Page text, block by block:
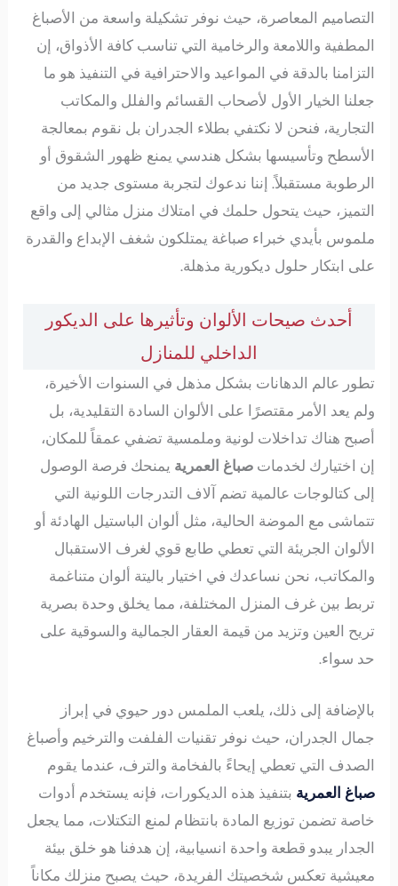
التصاميم المعاصرة، حيث نوفر تشكيلة واسعة من الأصباغ
المطفية واللامعة والرخامية التي تناسب كافة الأذواق، إن
التزامنا بالدقة في المواعيد والاحترافية في التنفيذ هو ما
جعلنا الخيار الأول لأصحاب القسائم والفلل والمكاتب
التجارية، فنحن لا نكتفي بطلاء الجدران بل نقوم بمعالجة
الأسطح وتأسيسها بشكل هندسي يمنع ظهور الشقوق أو
الرطوبة مستقبلاً. إننا ندعوك لتجربة مستوى جديد من
التميز، حيث يتحول حلمك في امتلاك منزل مثالي إلى واقع
ملموس بأيدي خبراء صباغة يمتلكون شغف الإبداع والقدرة
على ابتكار حلول ديكورية مذهلة.
أحدث صيحات الألوان وتأثيرها على الديكور
الداخلي للمنازل
تطور عالم الدهانات بشكل مذهل في السنوات الأخيرة،
ولم يعد الأمر مقتصرًا على الألوان السادة التقليدية، بل
أصبح هناك تداخلات لونية وملمسية تضفي عمقاً للمكان،
إن اختيارك لخدماتصباغ العمرية يمنحك فرصة الوصول
إلى كتالوجات عالمية تضم آلاف التدرجات اللونية التي
تتماشى مع الموضة الحالية، مثل ألوان الباستيل الهادئة أو
الألوان الجريئة التي تعطي طابع قوي لغرف الاستقبال
والمكاتب، نحن نساعدك في اختيار باليتة ألوان متناغمة
تربط بين غرف المنزل المختلفة، مما يخلق وحدة بصرية
تريح العين وتزيد من قيمة العقار الجمالية والسوقية على
حد سواء.
بالإضافة إلى ذلك، يلعب الملمس دور حيوي في إبراز
جمال الجدران، حيث نوفر تقنيات الفلفت والترخيم وأصباغ
الصدف التي تعطي إيحاءً بالفخامة والترف، عندما يقوم
صباغ العمرية بتنفيذ هذه الديكورات، فإنه يستخدم أدوات
خاصة تضمن توزيع المادة بانتظام لمنع التكتلات، مما يجعل
الجدار يبدو قطعة واحدة انسيابية، إن هدفنا هو خلق بيئة
معيشية تعكس شخصيتك الفريدة، حيث يصبح منزلك مكاناً